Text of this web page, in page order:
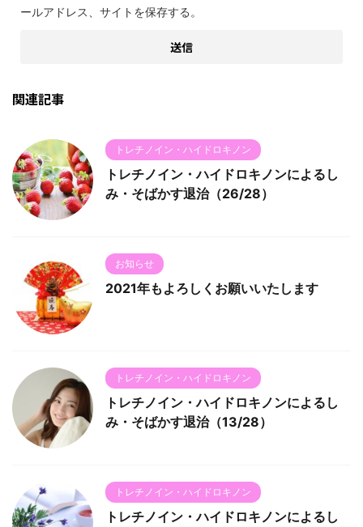
ールアドレス、サイトを保存する。
関連記事
トレチノイン・ハイドロキノン
トレチノイン・ハイドロキノンによるし
み・そばかす退治（26/28）
お知らせ
2021年もよろしくお願いいたします
トレチノイン・ハイドロキノン
トレチノイン・ハイドロキノンによるし
み・そばかす退治（13/28）
トレチノイン・ハイドロキノン
トレチノイン・ハイドロキノンによるし